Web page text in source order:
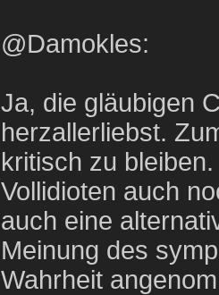
@Damokles:
Ja, die gläubigen
herzallerliebst.
kritisch zu
Vollidioten auch
auch eine
Meinung des
Wahrheit